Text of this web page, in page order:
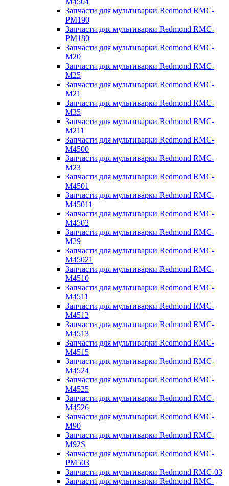
Запчасти для мультиварки Redmond RMC-
PM190
Запчасти для мультиварки Redmond RMC-
PM180
Запчасти для мультиварки Redmond RMC-
M20
Запчасти для мультиварки Redmond RMC-
M25
Запчасти для мультиварки Redmond RMC-
M21
Запчасти для мультиварки Redmond RMC-
M35
Запчасти для мультиварки Redmond RMC-
M211
Запчасти для мультиварки Redmond RMC-
M4500
Запчасти для мультиварки Redmond RMC-
M23
Запчасти для мультиварки Redmond RMC-
M4501
Запчасти для мультиварки Redmond RMC-
M45011
Запчасти для мультиварки Redmond RMC-
M4502
Запчасти для мультиварки Redmond RMC-
M29
Запчасти для мультиварки Redmond RMC-
M45021
Запчасти для мультиварки Redmond RMC-
M4510
Запчасти для мультиварки Redmond RMC-
M4511
Запчасти для мультиварки Redmond RMC-
M4512
Запчасти для мультиварки Redmond RMC-
M4513
Запчасти для мультиварки Redmond RMC-
M4515
Запчасти для мультиварки Redmond RMC-
M4524
Запчасти для мультиварки Redmond RMC-
M4525
Запчасти для мультиварки Redmond RMC-
M4526
Запчасти для мультиварки Redmond RMC-
M90
Запчасти для мультиварки Redmond RMC-
M92S
Запчасти для мультиварки Redmond RMC-
PM503
Запчасти для мультиварки Redmond RMC-03
Запчасти для мультиварки Redmond RMC-